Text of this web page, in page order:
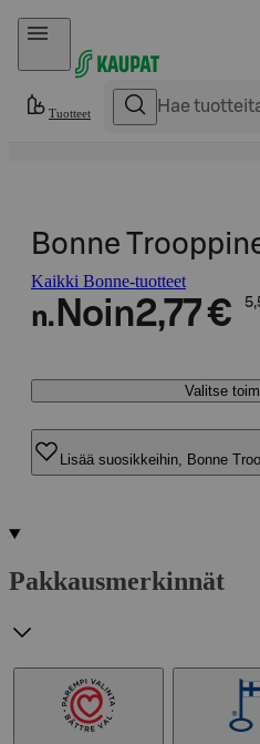
Hyppää sisältöön
Tuotteet
Bonne
Kaikki Bonne-tuotteet
n. Noin2,77 €
Valitse
Lisää suosikkeihin, Bonne
Pakkausmerkinnät